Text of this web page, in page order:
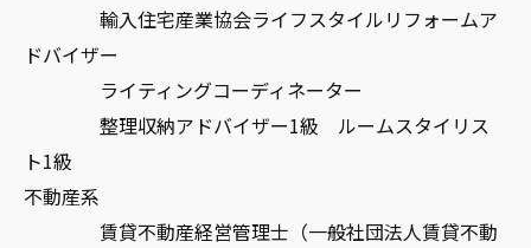
輸入住宅産業協会ライフスタイルリフォームア
ドバイザー
ライティングコーディネーター
整理収納アドバイザー1級 ルームスタイリス
ト1級
不動産系
賃貸不動産経営管理士（一般社団法人賃貸不動